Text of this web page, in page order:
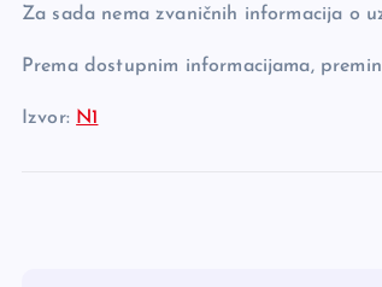
Za sada nema zvaničnih informacija o
Prema dostupnim informacijama,
Izvor: N1